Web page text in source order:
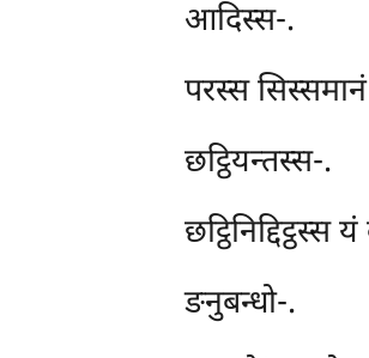
आदिस्स-.
परस्स
छट्ठियन्तस्स-.
ङनुबन्धो-.